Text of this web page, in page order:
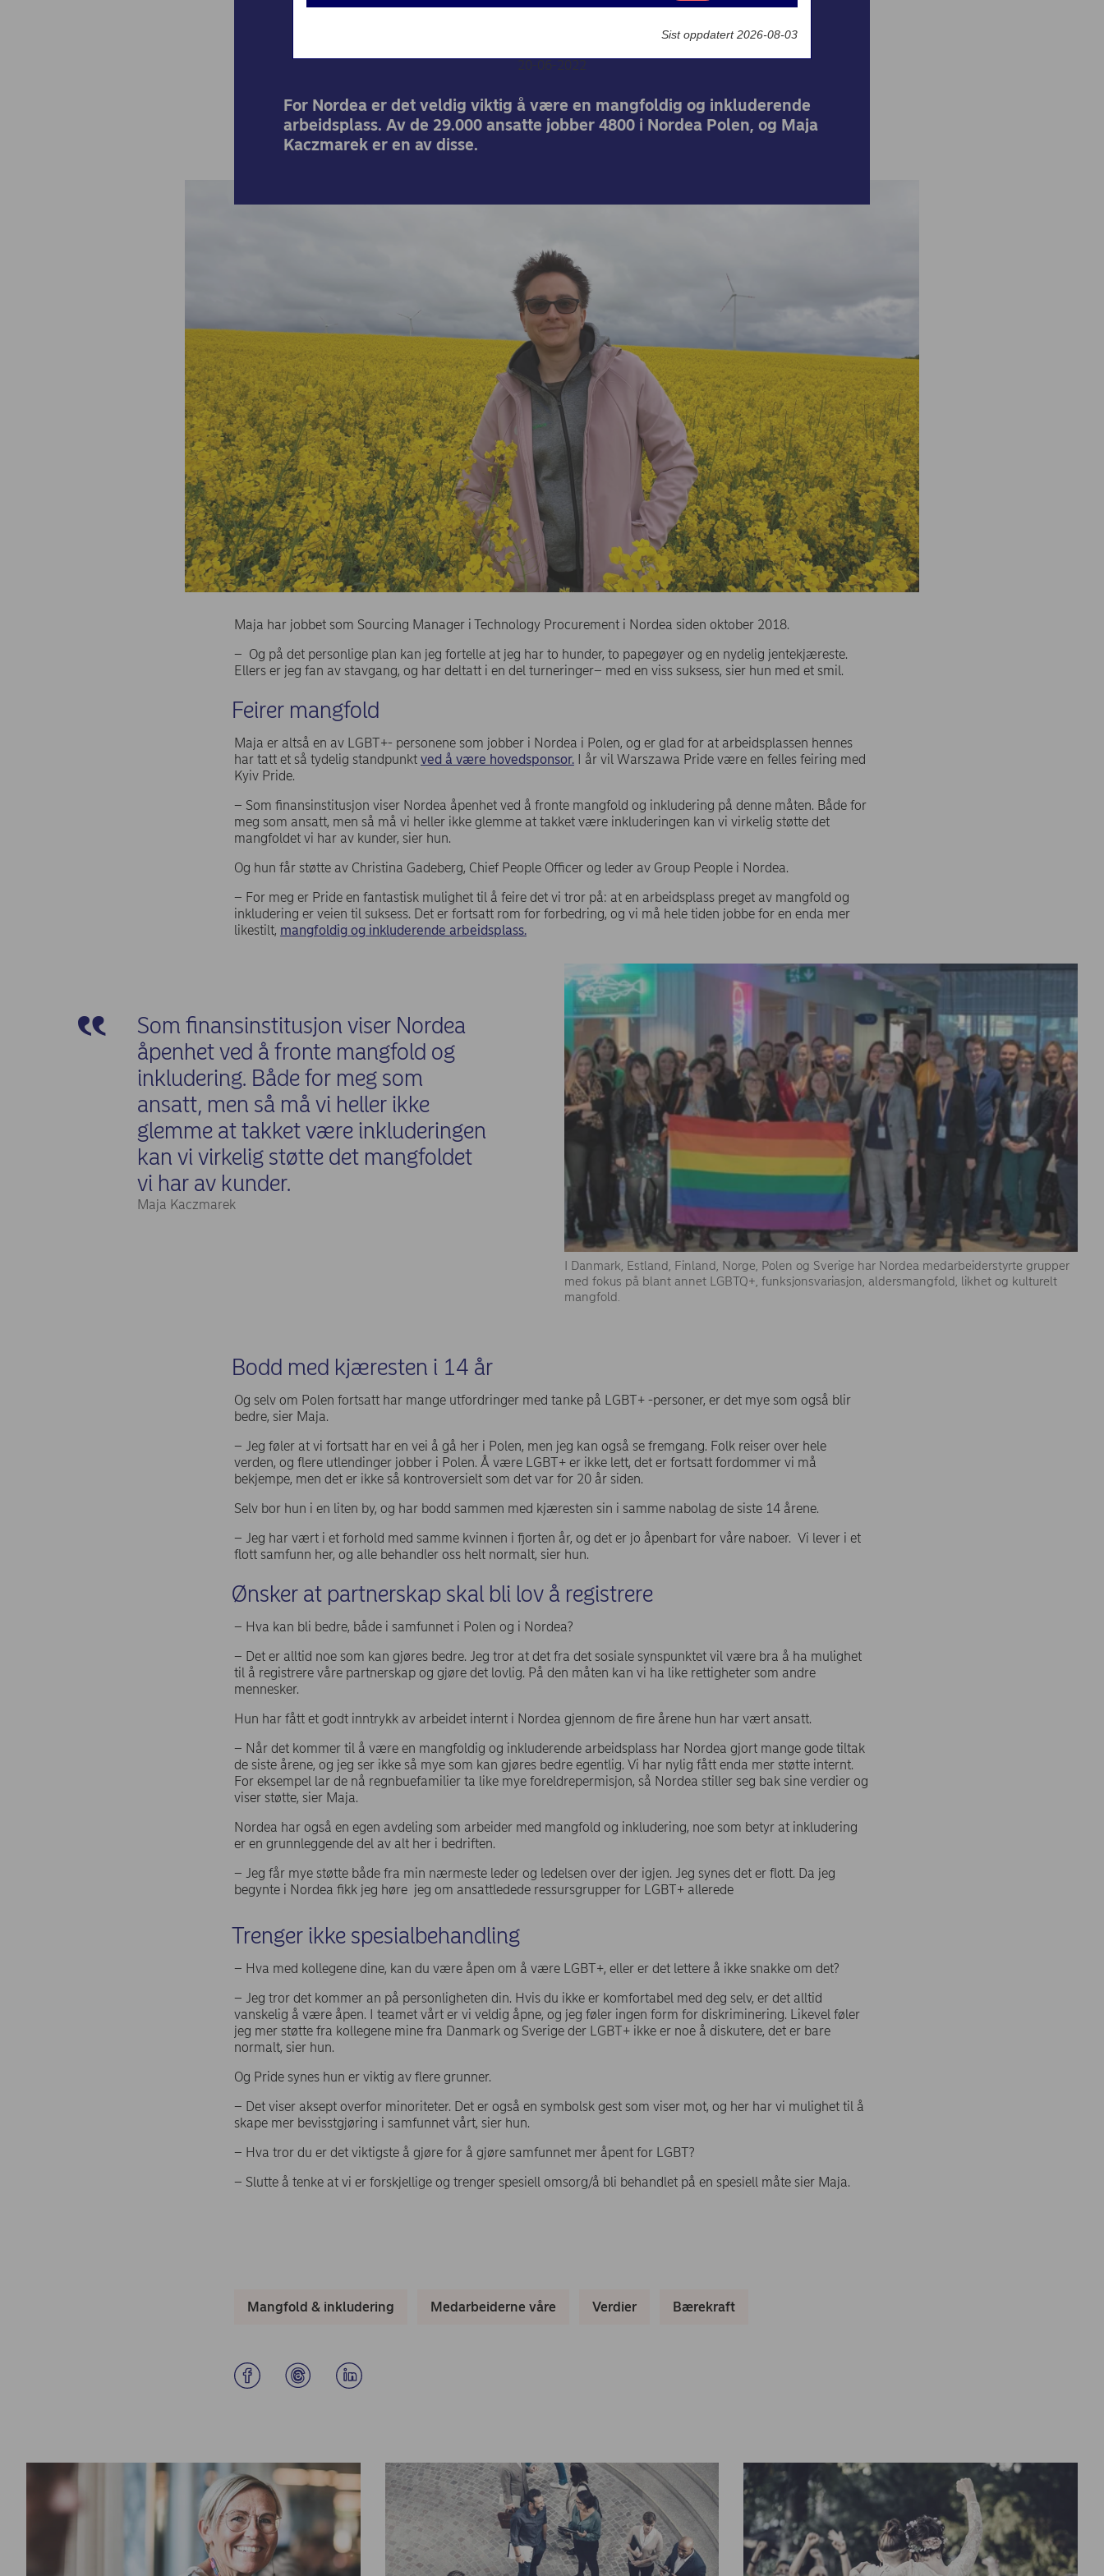
partnerskapet vårt
20-06-2022
For Nordea er det veldig viktig å være en mangfoldig og inkluderende
arbeidsplass. Av de 29.000 ansatte jobber 4800 i Nordea Polen, og Maja
Kaczmarek er en av disse.
Maja har jobbet som Sourcing Manager i Technology Procurement i Nordea siden oktober 2018.
– Og på det personlige plan kan jeg fortelle at jeg har to hunder, to papegøyer og en nydelig jentekjæreste.
Ellers er jeg fan av stavgang, og har deltatt i en del turneringer– med en viss suksess, sier hun med et smil.
Feirer mangfold
Maja er altså en av LGBT+- personene som jobber i Nordea i Polen, og er glad for at arbeidsplassen hennes
har tatt et så tydelig standpunkt ved å være hovedsponsor.I år vil Warszawa Pride være en felles feiring med
Kyiv Pride.
– Som finansinstitusjon viser Nordea åpenhet ved å fronte mangfold og inkludering på denne måten. Både for
meg som ansatt, men så må vi heller ikke glemme at takket være inkluderingen kan vi virkelig støtte det
mangfoldet vi har av kunder, sier hun.
Og hun får støtte av Christina Gadeberg, Chief People Officer og leder av Group People i Nordea.
– For meg er Pride en fantastisk mulighet til å feire det vi tror på: at en arbeidsplass preget av mangfold og
inkludering er veien til suksess. Det er fortsatt rom for forbedring, og vi må hele tiden jobbe for en enda mer
likestilt, mangfoldig og inkluderende arbeidsplass.
Som finansinstitusjon viser Nordea
åpenhet ved å fronte mangfold og
inkludering. Både for meg som
ansatt, men så må vi heller ikke
glemme at takket være inkluderingen
kan vi virkelig støtte det mangfoldet
vi har av kunder.
Maja Kaczmarek
I Danmark, Estland, Finland, Norge, Polen og Sverige har Nordea medarbeiderstyrte grupper
med fokus på blant annet LGBTQ+, funksjonsvariasjon, aldersmangfold, likhet og kulturelt
mangfold.
Bodd med kjæresten i 14 år
Og selv om Polen fortsatt har mange utfordringer med tanke på LGBT+ -personer, er det mye som også blir
bedre, sier Maja.
– Jeg føler at vi fortsatt har en vei å gå her i Polen, men jeg kan også se fremgang. Folk reiser over hele
verden, og flere utlendinger jobber i Polen. Å være LGBT+ er ikke lett, det er fortsatt fordommer vi må
bekjempe, men det er ikke så kontroversielt som det var for 20 år siden.
Selv bor hun i en liten by, og har bodd sammen med kjæresten sin i samme nabolag de siste 14 årene.
– Jeg har vært i et forhold med samme kvinnen i fjorten år, og det er jo åpenbart for våre naboer. Vi lever i et
flott samfunn her, og alle behandler oss helt normalt, sier hun.
Ønsker at partnerskap skal bli lov å registrere
– Hva kan bli bedre, både i samfunnet i Polen og i Nordea?
– Det er alltid noe som kan gjøres bedre. Jeg tror at det fra det sosiale synspunktet vil være bra å ha mulighet
til å registrere våre partnerskap og gjøre det lovlig. På den måten kan vi ha like rettigheter som andre
mennesker.
Hun har fått et godt inntrykk av arbeidet internt i Nordea gjennom de fire årene hun har vært ansatt.
– Når det kommer til å være en mangfoldig og inkluderende arbeidsplass har Nordea gjort mange gode tiltak
de siste årene, og jeg ser ikke så mye som kan gjøres bedre egentlig. Vi har nylig fått enda mer støtte internt.
For eksempel lar de nå regnbuefamilier ta like mye foreldrepermisjon, så Nordea stiller seg bak sine verdier og
viser støtte, sier Maja.
Nordea har også en egen avdeling som arbeider med mangfold og inkludering, noe som betyr at inkludering
er en grunnleggende del av alt her i bedriften.
– Jeg får mye støtte både fra min nærmeste leder og ledelsen over der igjen. Jeg synes det er flott. Da jeg
begynte i Nordea fikk jeg høre jeg om ansattledede ressursgrupper for LGBT+ allerede
Trenger ikke spesialbehandling
– Hva med kollegene dine, kan du være åpen om å være LGBT+, eller er det lettere å ikke snakke om det?
– Jeg tror det kommer an på personligheten din. Hvis du ikke er komfortabel med deg selv, er det alltid
vanskelig å være åpen. I teamet vårt er vi veldig åpne, og jeg føler ingen form for diskriminering. Likevel føler
jeg mer støtte fra kollegene mine fra Danmark og Sverige der LGBT+ ikke er noe å diskutere, det er bare
normalt, sier hun.
Og Pride synes hun er viktig av flere grunner.
– Det viser aksept overfor minoriteter. Det er også en symbolsk gest som viser mot, og her har vi mulighet til å
skape mer bevisstgjøring i samfunnet vårt, sier hun.
– Hva tror du er det viktigste å gjøre for å gjøre samfunnet mer åpent for LGBT?
– Slutte å tenke at vi er forskjellige og trenger spesiell omsorg/å bli behandlet på en spesiell måte sier Maja.
Mangfold & inkludering Medarbeiderne våre Verdier Bærekraft
Markedsføring
Sist oppdatert 2026-08-03